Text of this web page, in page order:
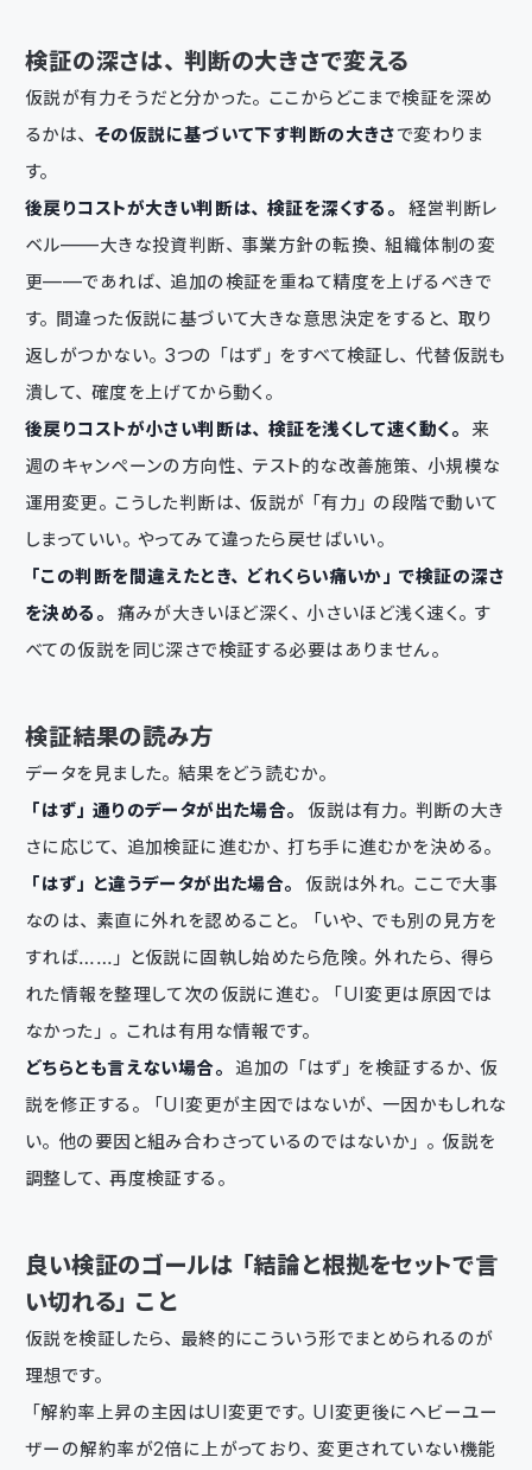
検証の深さは、判断の大きさで変える
仮説が有力そうだと分かった。ここからどこまで検証を深め
るかは、 その仮説に基づいて下す判断の大きさで変わりま
す。
後戻りコストが大きい判断は、検証を深くする。
経営判断レ
ベル——大きな投資判断、事業方針の転換、組織体制の変
更——であれば、追加の検証を重ねて精度を上げるべきで
す。間違った仮説に基づいて大きな意思決定をすると、取り
返しがつかない。3つの「はず」をすべて検証し、代替仮説も
潰して、確度を上げてから動く。
後戻りコストが小さい判断は、検証を浅くして速く動く。
来
週のキャンペーンの方向性、テスト的な改善施策、小規模な
運用変更。こうした判断は、仮説が「有力」の段階で動いて
しまっていい。やってみて違ったら戻せばいい。
「この判断を間違えたとき、どれくらい痛いか」で検証の深さ
を決める。
痛みが大きいほど深く、小さいほど浅く速く。す
べての仮説を同じ深さで検証する必要はありません。
検証結果の読み方
データを見ました。結果をどう読むか。
「はず」通りのデータが出た場合。
仮説は有力。判断の大き
さに応じて、追加検証に進むか、打ち手に進むかを決める。
「はず」と違うデータが出た場合。
仮説は外れ。ここで大事
なのは、素直に外れを認めること。「いや、でも別の見方を
すれば……」と仮説に固執し始めたら危険。外れたら、得ら
れた情報を整理して次の仮説に進む。「UI変更は原因では
なかった」。これは有用な情報です。
どちらとも言えない場合。
追加の「はず」を検証するか、仮
説を修正する。「UI変更が主因ではないが、一因かもしれな
い。他の要因と組み合わさっているのではないか」。仮説を
調整して、再度検証する。
良い検証のゴールは「結論と根拠をセットで言
い切れる」こと
仮説を検証したら、最終的にこういう形でまとめられるのが
理想です。
「解約率上昇の主因はUI変更です。UI変更後にヘビーユー
ザーの解約率が2倍に上がっており、変更されていない機能